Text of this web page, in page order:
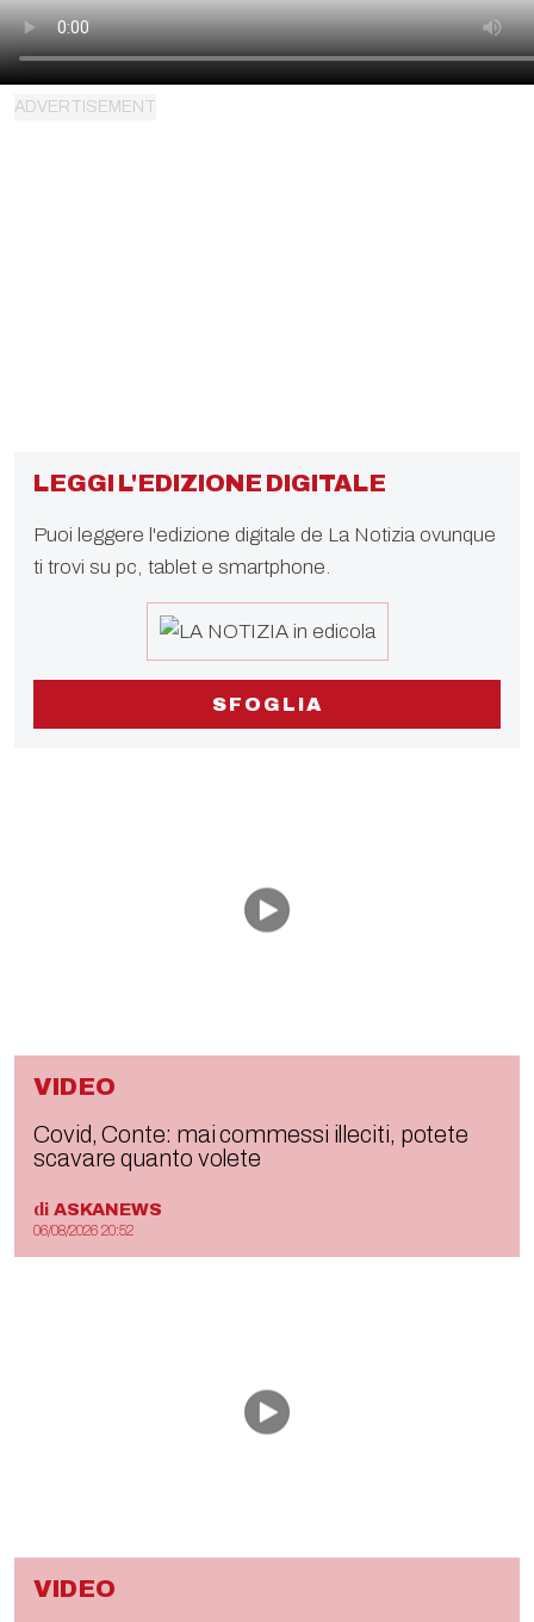
LEGGI L'EDIZIONE DIGITALE
Puoi leggere l'edizione digitale de La Notizia ovunque
ti trovi su pc, tablet e smartphone.
SFOGLIA
VIDEO
Covid, Conte: mai commessi illeciti, potete
scavare quanto volete
di ASKANEWS
06/08/2026 20:52
VIDEO